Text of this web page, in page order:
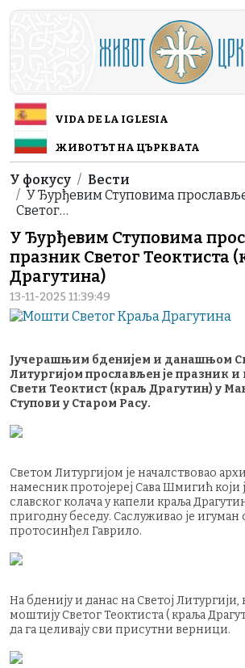
Skip to main content
VIDA DE LA IGLESIA
ЖИВОТЪТ НА ЦЪРКВАТА
Breadcrumb
У фокусу
Вести
У Ђурђевим Ступовима
Светог…
У Ђурђевим Ступовима
празник Светог Теоктиста
Драгутина)
13-11-2025 11:39:49
Јучерашњим бденијем и данашњом
Литургијом прослављен је празник и
Свети Теоктист (краљ Драгутин) у
Ступови у Старом Расу.
Светом Литургијом је началствовао
намесник протојереј Сава Шмигић који
славског колача у капели краља
пригодну беседу. Саслуживао је игуман
протосинђел Гаврило.
На бденију и данас на Светој
моштију Светог Теоктиста ( краља
да га целивају сви присутни верници.